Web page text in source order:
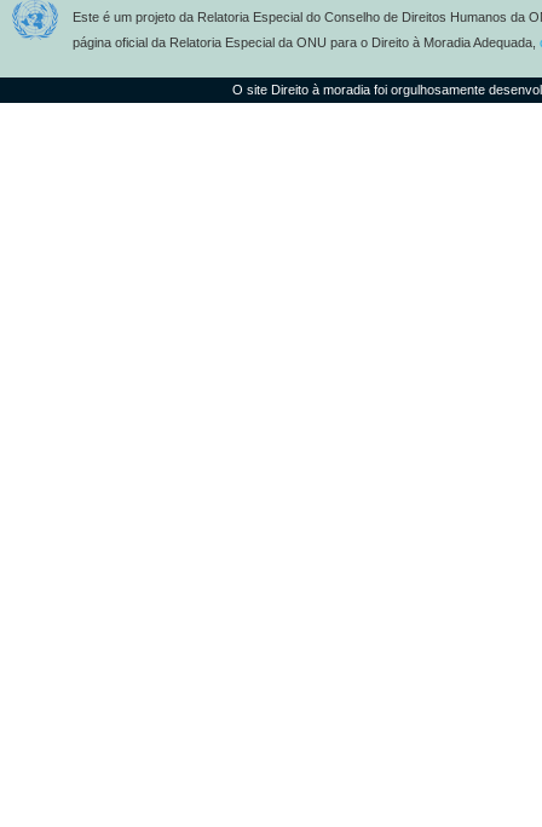
Este é um projeto da Relatoria Especial do Conselho de Direitos Humanos da
página oficial da Relatoria Especial da ONU para o Direito à Moradia Adequada,
O site Direito à moradia foi orgulhosamente